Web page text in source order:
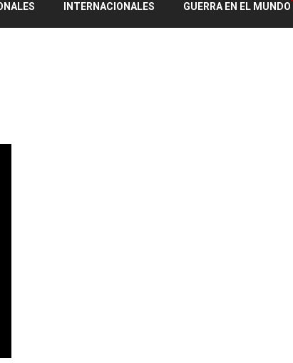
INTERNACIONALES GUERRA EN EL MUNDO